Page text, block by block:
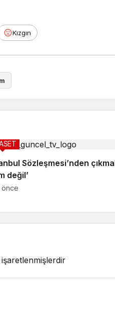
Kızgın
Sözleşmesi’nden
değil’
önce
işaretlenmişlerdir